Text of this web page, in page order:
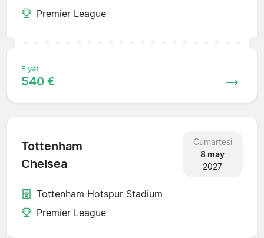
Premier League
Fiyat
540 €
Tottenham
Chelsea
Cumartesi
8 may
2027
Tottenham Hotspur Stadium
Premier League